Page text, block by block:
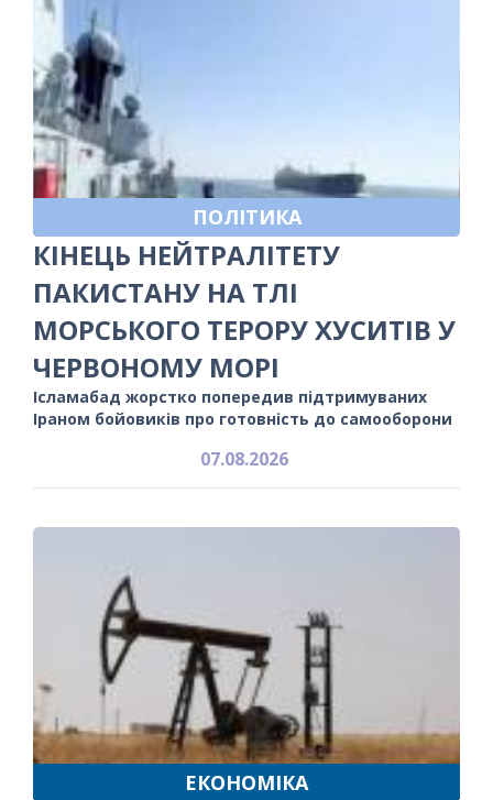
ПОЛІТИКА
КІНЕЦЬ НЕЙТРАЛІТЕТУ
ПАКИСТАНУ НА ТЛІ
МОРСЬКОГО ТЕРОРУ ХУСИТІВ У
ЧЕРВОНОМУ МОРІ
Ісламабад жорстко попередив підтримуваних
Іраном бойовиків про готовність до самооборони
07.08.2026
ЕКОНОМІКА